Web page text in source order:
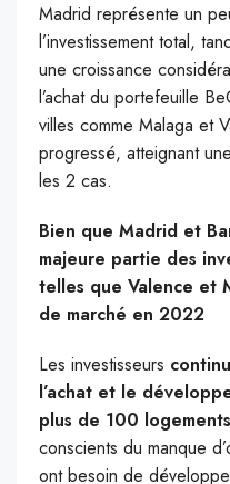
Madrid représente un
l’investissement total,
une croissance
l’achat du portefeuille
villes comme Malaga et
progressé, atteignant
les 2 cas.
Bien que Madrid et
majeure partie des
telles que Valence et
de marché en 2022
Les investisseurs
l’achat et le
plus de 100 logements
conscients du manque
ont besoin de